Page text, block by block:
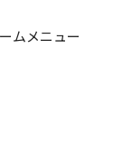
ムメニュー